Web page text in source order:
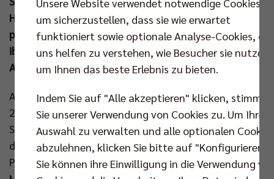
Hauptstädter stehen den kampfstarken SWD
powervolleys Düren gegenüber und möchten mit
ihren mitgereisten Fans im Rücken „Gemeinsam zur
Acht“.
Am Sonntag wird der erste große Titel der Spielzeit
2024/25 vergeben! Nachdem die BR Volleys zu
Saisonbeginn den Ligacup mit nach Berlin nehmen
durften, haben sie nun das Ziel, auch die
Pokaltrophäe zu behalten. Zum insgesamt sechsten
um sicherzustellen, dass sie wie erwartet
funktioniert sowie optionale Analyse-Cookies, die
uns helfen zu verstehen, wie Besucher sie nutzen,
um Ihnen das beste Erlebnis zu bieten.
Indem Sie auf "Alle akzeptieren" klicken, stimmen
Sie unserer Verwendung von Cookies zu. Um Ihre
Auswahl zu verwalten und alle optionalen Cookies
abzulehnen, klicken Sie bitte auf "Konfigurieren".
Sie können ihre Einwilligung in die Verwendung